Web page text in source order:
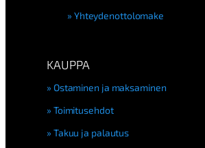
Yhteydenottolomake
KAUPPA
Ostaminen ja maksaminen
Toimitusehdot
Takuu ja palautus